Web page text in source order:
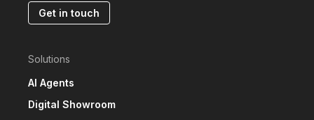
Get in touch
Solutions
AI Agents
Digital Showroom